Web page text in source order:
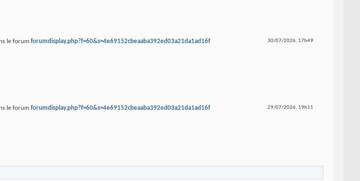
30/07/2026, 17h49
le forum forumdisplay.php?f=60&s=4e69152cbeaaba392ed03a21da1ad16f
29/07/2026, 19h11
le forum forumdisplay.php?f=60&s=4e69152cbeaaba392ed03a21da1ad16f